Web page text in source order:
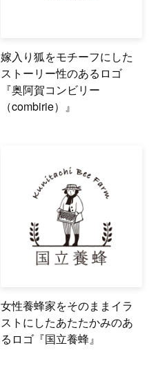
嫁入り狐をモチーフにした
ストーリー性のあるロゴ
『奥阿賀コンビリー
（combirie）』
女性養蜂家をそのままイラ
ストにしたあたたかみのあ
るロゴ『国立養蜂』